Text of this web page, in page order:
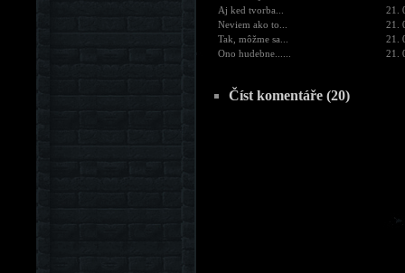
Aj ked tvorba...
21.
Neviem ako to...
21.
Tak, môžme sa...
21.
Ono hudebne......
21.
Číst komentáře (20)